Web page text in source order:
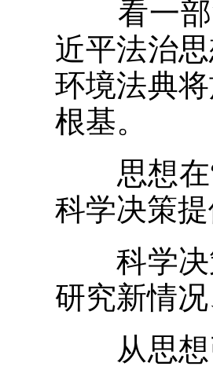
看一部
近平法治
环境法典
根基。
思想在“
科学决策
科学决策
研究新情
从思想引